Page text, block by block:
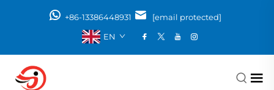
+86-13386448931
[email protected]
EN